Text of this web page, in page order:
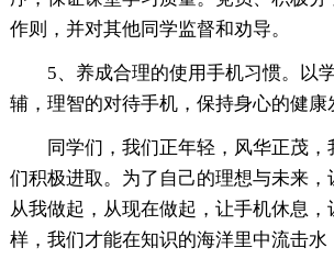
作则，并对其他同学监督和劝导。
5、养成合理的使用手机习惯。以
辅，理智的对待手机，保持身心的健康
同学们，我们正年轻，风华正茂
们积极进取。为了自己的理想与未来，
从我做起，从现在做起，让手机休息
样，我们才能在知识的海洋里中流击水